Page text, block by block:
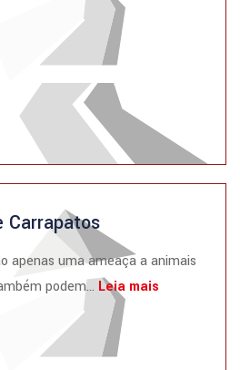
Carrapatos
apenas uma ameaça a animais
podem... Leia mais